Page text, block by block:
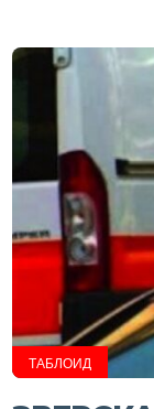
ТАБЛОИД